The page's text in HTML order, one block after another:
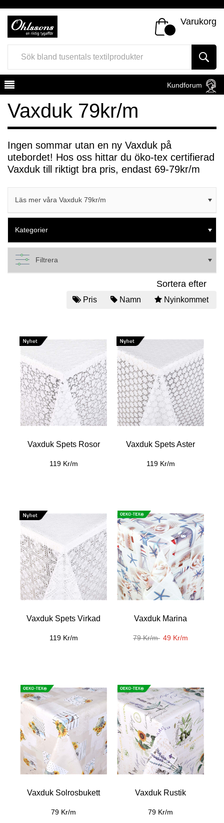
Varukorg
Kundforum
Register Sign In
Vaxduk 79kr/m
Ingen sommar utan en ny Vaxduk på
utebordet! Hos oss hittar du öko-tex certifierad
Vaxduk till riktigt bra pris, endast 69-79kr/m
Läs mer våra Vaxduk 79kr/m
Kategorier
Filtrera
Sortera efter
Pris Namn Nyinkommet
Vaxduk Spets Rosor
119 Kr/m
Vaxduk Spets Aster
119 Kr/m
Vaxduk Spets Virkad
119 Kr/m
Vaxduk Marina
79 Kr/m 49 Kr/m
Vaxduk Solrosbukett
79 Kr/m
Vaxduk Rustik
79 Kr/m